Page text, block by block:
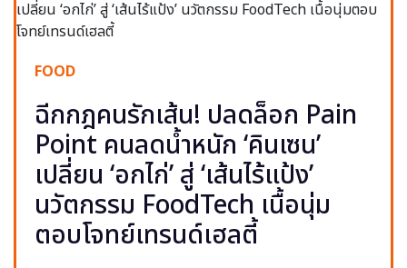
FOOD
ฉีกกฎคนรักเส้น! ปลดล็อก Pain
Point คนลดน้ำหนัก ‘คินเซน’
เปลี่ยน ‘อกไก่’ สู่ ‘เส้นไร้แป้ง’
นวัตกรรม FoodTech เนื้อนุ่ม
ตอบโจทย์เทรนด์เฮลตี้